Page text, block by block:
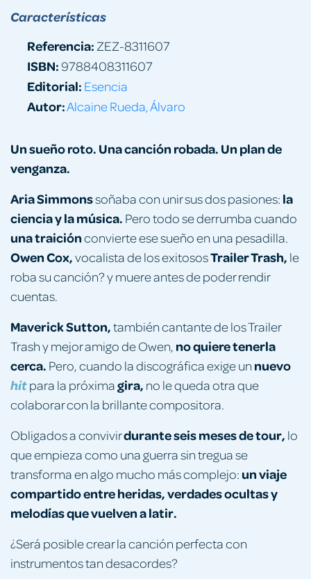
Un sueño roto. Una canción robada. Un plan de
venganza.
Aria Simmonssoñaba con unir sus dos pasiones: la
ciencia y la música. Pero todo se derrumba cuando
una traiciónconvierte ese sueño en una pesadilla.
Owen Cox,vocalista de los exitososTrailer Trash, le
roba su canción? y muere antes de poder rendir
cuentas.
Maverick Sutton,también cantante de los Trailer
Trash y mejor amigo de Owen, no quiere tenerla
cerca. Pero, cuando la discográfica exige un nuevo
hitpara la próximagira, no le queda otra que
colaborar con la brillante compositora.
Obligados a convivirdurante seis meses de tour, lo
que empieza como una guerra sin tregua se
transforma en algo mucho más complejo: un viaje
compartido entre heridas, verdades ocultas y
melodías que vuelven a latir.
¿Será posible crear la canción perfecta con
instrumentos tan desacordes?
Características
Referencia: ZEZ-8311607
ISBN:9788408311607
Editorial: Esencia
Autor:Alcaine Rueda, Álvaro